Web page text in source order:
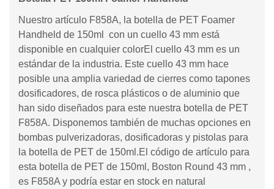
Nuestro artículo F858A, la botella de PET Foamer
Handheld de 150ml con un cuello 43 mm está
disponible en cualquier colorEl cuello 43 mm es un
estándar de la industria. Este cuello 43 mm hace
posible una amplia variedad de cierres como tapones
dosificadores, de rosca plásticos o de aluminio que
han sido diseñados para este nuestra botella de PET
F858A. Disponemos también de muchas opciones en
bombas pulverizadoras, dosificadoras y pistolas para
la botella de PET de 150ml.El código de artículo para
esta botella de PET de 150ml, Boston Round 43 mm ,
es F858A y podría estar en stock en natural